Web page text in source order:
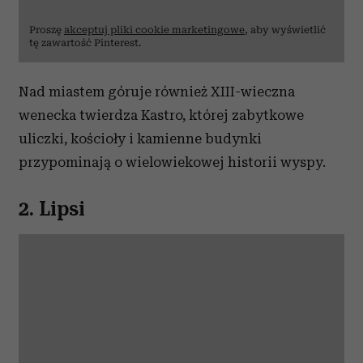
Proszę akceptuj pliki cookie marketingowe, aby wyświetlić
tę zawartość Pinterest.
Nad miastem góruje również XIII-wieczna
wenecka twierdza Kastro, której zabytkowe
uliczki, kościoły i kamienne budynki
przypominają o wielowiekowej historii wyspy.
2. Lipsi